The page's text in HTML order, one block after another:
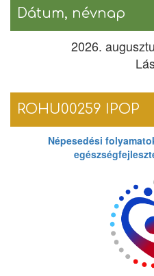
Dátum, névnap
2026.
ROHU00259 IPOP
Népesedési